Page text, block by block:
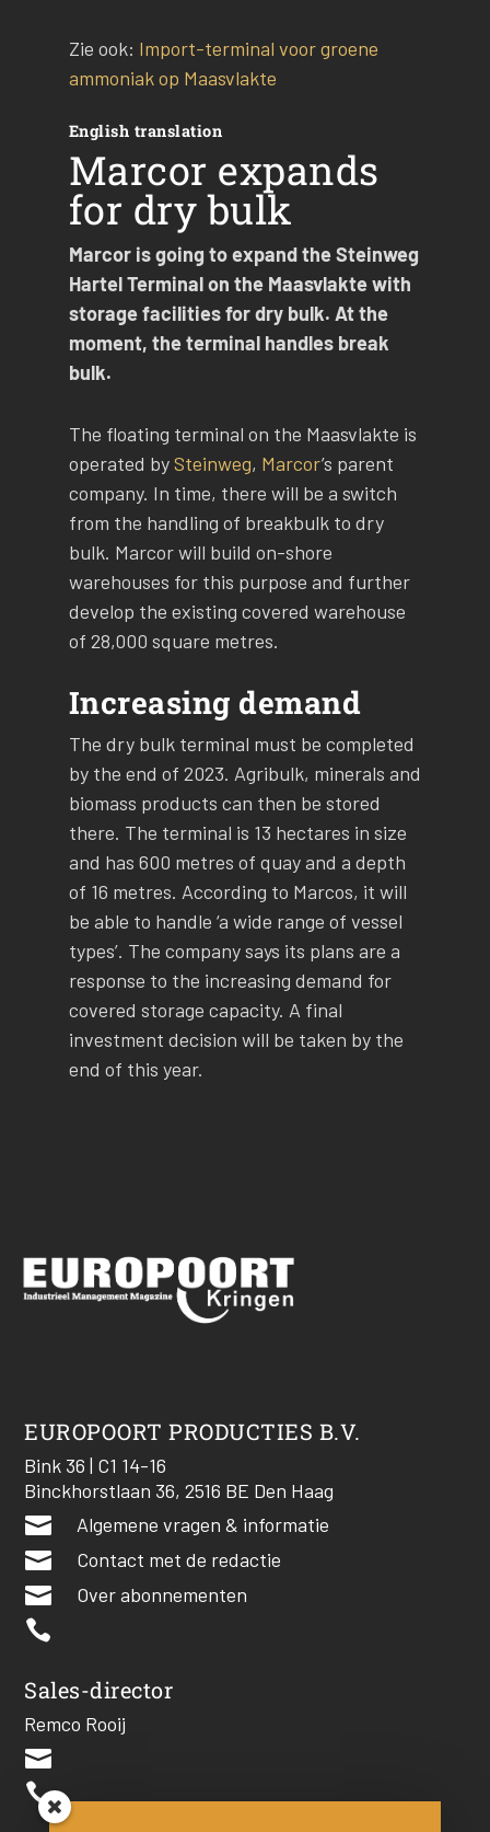
Zie ook: Import-terminal voor groene
ammoniak op Maasvlakte
English translation
Marcor expands
for dry bulk
Marcor is going to expand the Steinweg
Hartel Terminal on the Maasvlakte with
storage facilities for dry bulk. At the
moment, the terminal handles break
bulk.
The floating terminal on the Maasvlakte is
operated bySteinweg, Marcor’s parent
company. In time, there will be a switch
from the handling of breakbulk to dry
bulk. Marcor will build on-shore
warehouses for this purpose and further
develop the existing covered warehouse
of 28,000 square metres.
Increasing demand
The dry bulk terminal must be completed
by the end of 2023. Agribulk, minerals and
biomass products can then be stored
there. The terminal is 13 hectares in size
and has 600 metres of quay and a depth
of 16 metres. According to Marcos, it will
be able to handle ‘a wide range of vessel
types’. The company says its plans are a
response to the increasing demand for
covered storage capacity. A final
investment decision will be taken by the
end of this year.
EUROPOORT PRODUCTIES B.V.
Bink 36 | C1 14-16
Binckhorstlaan 36, 2516 BE Den Haag
 Algemene vragen & informatie
 Contact met de redactie
 Over abonnementen

Sales-director
Remco Rooij

